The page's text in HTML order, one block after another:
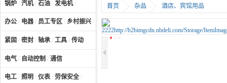
锅炉 / 汽机/ 石油 / 发电机/
办公 / 电器 / 员工专区 / 乡村振兴 / 计算机及配件
紧固 / 密封 / 轴承 / 工具 / 传动
电气 / 自动控制 / 通信
电工 / 照明 / 仪表 / 劳保安全 /
首页 杂品 酒店、宾馆用品